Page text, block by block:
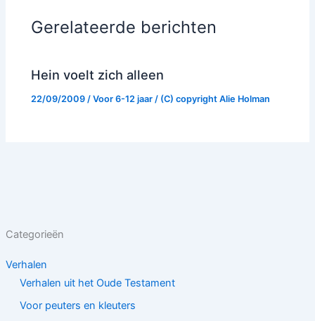
Categorieën
Verhalen
Verhalen uit het Oude Testament
Voor peuters en kleuters
Gerelateerde berichten
Hein voelt zich alleen
22/09/2009/Voor 6-12 jaar / (C) copyrightAlie Holman